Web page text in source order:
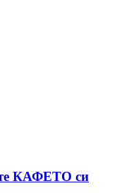
КАФЕТО си